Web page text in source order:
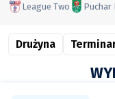
League Two Puchar
Drużyna